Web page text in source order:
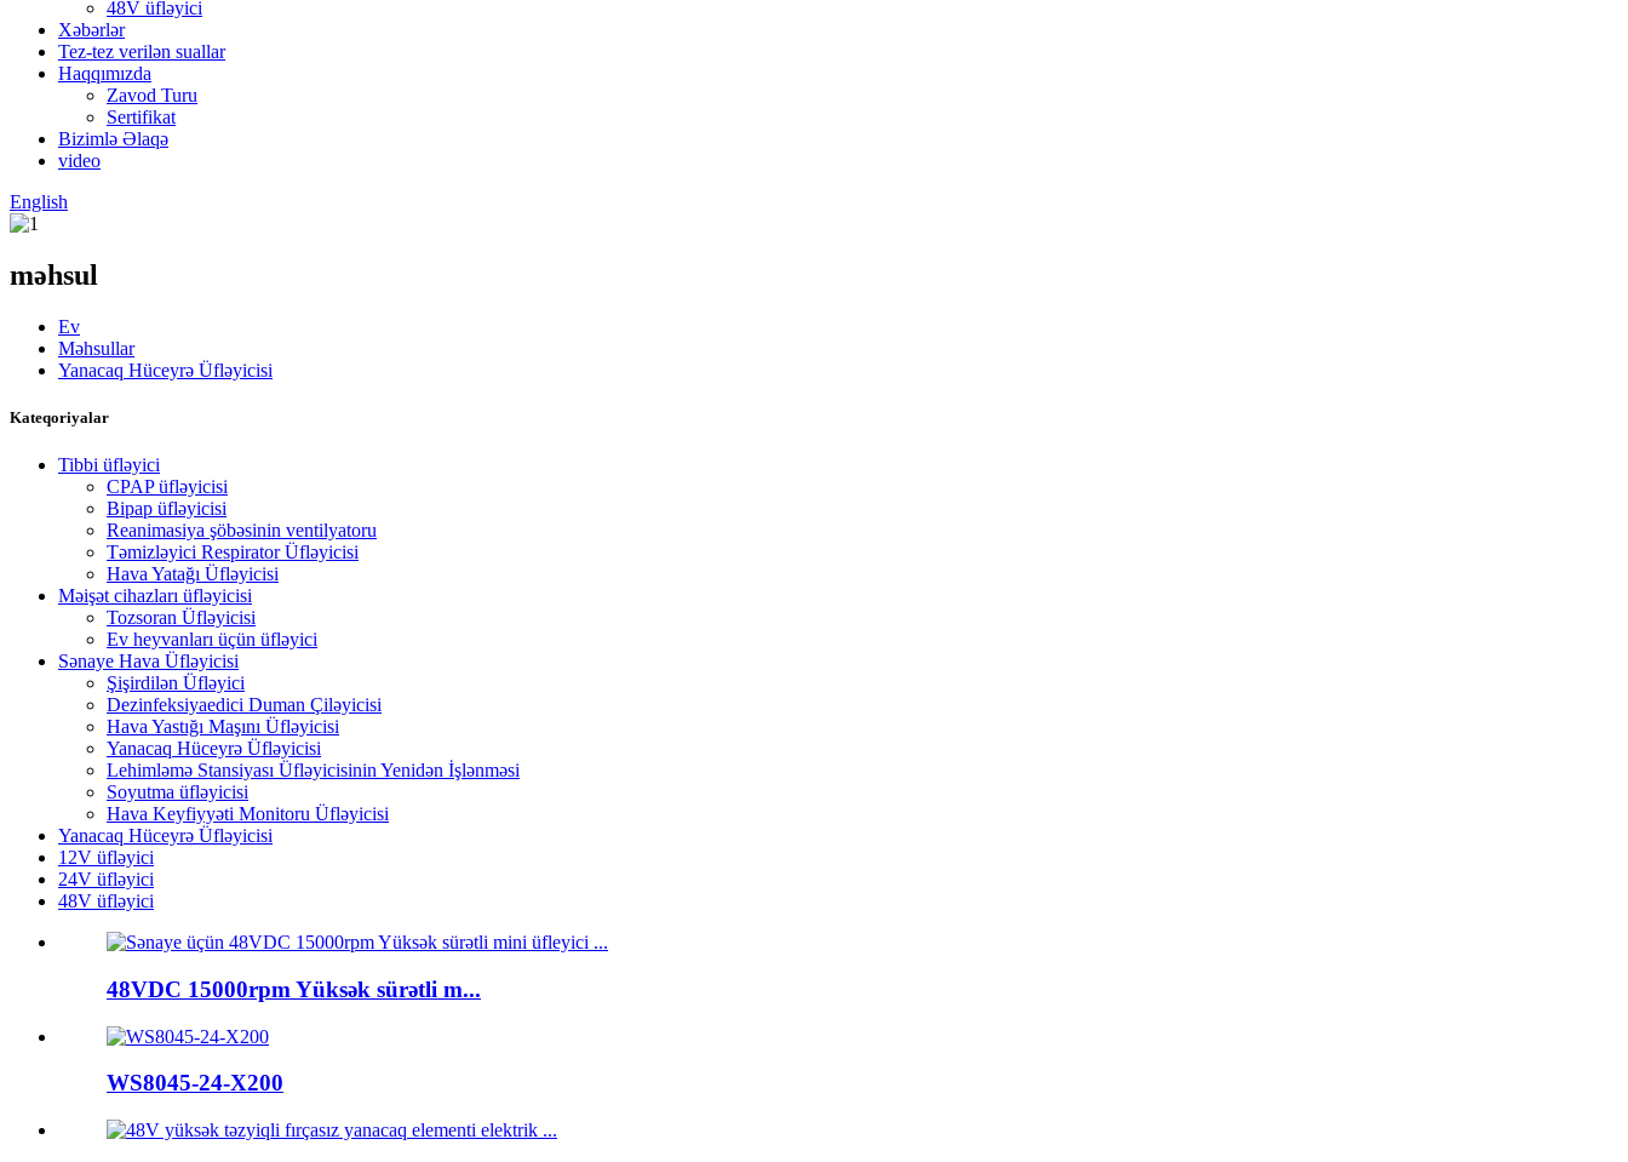
48V üfləyici
Xəbərlər
Tez-tez verilən suallar
Haqqımızda
Zavod Turu
Sertifikat
Bizimlə Əlaqə
video
English
məhsul
Ev
Məhsullar
Yanacaq Hüceyrə Üfləyicisi
Kateqoriyalar
Tibbi üfləyici
CPAP üfləyicisi
Bipap üfləyicisi
Reanimasiya şöbəsinin ventilyatoru
Təmizləyici Respirator Üfləyicisi
Hava Yatağı Üfləyicisi
Məişət cihazları üfləyicisi
Tozsoran Üfləyicisi
Ev heyvanları üçün üfləyici
Sənaye Hava Üfləyicisi
Şişirdilən Üfləyici
Dezinfeksiyaedici Duman Çiləyicisi
Hava Yastığı Maşını Üfləyicisi
Yanacaq Hüceyrə Üfləyicisi
Lehimləmə Stansiyası Üfləyicisinin Yenidən İşlənməsi
Soyutma üfləyicisi
Hava Keyfiyyəti Monitoru Üfləyicisi
Yanacaq Hüceyrə Üfləyicisi
12V üfləyici
24V üfləyici
48V üfləyici
48VDC 15000rpm Yüksək sürətli m...
WS8045-24-X200